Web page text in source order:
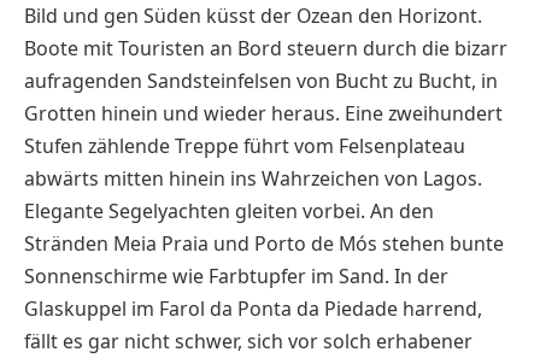
Bild und gen Süden küsst der Ozean den Horizont.
Boote mit Touristen an Bord steuern durch die bizarr
aufragenden Sandsteinfelsen von Bucht zu Bucht, in
Grotten hinein und wieder heraus. Eine zweihundert
Stufen zählende Treppe führt vom Felsenplateau
abwärts mitten hinein ins Wahrzeichen von Lagos.
Elegante Segelyachten gleiten vorbei. An den
Stränden Meia Praia und Porto de Mós stehen bunte
Sonnenschirme wie Farbtupfer im Sand. In der
Glaskuppel im Farol da Ponta da Piedade harrend,
fällt es gar nicht schwer, sich vor solch erhabener